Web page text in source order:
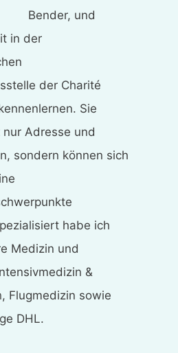
Bender, und
in der
der Charité
Sie
Adresse und
sondern können sich
habe ich
Medizin und
&
Flugmedizin sowie
DHL.